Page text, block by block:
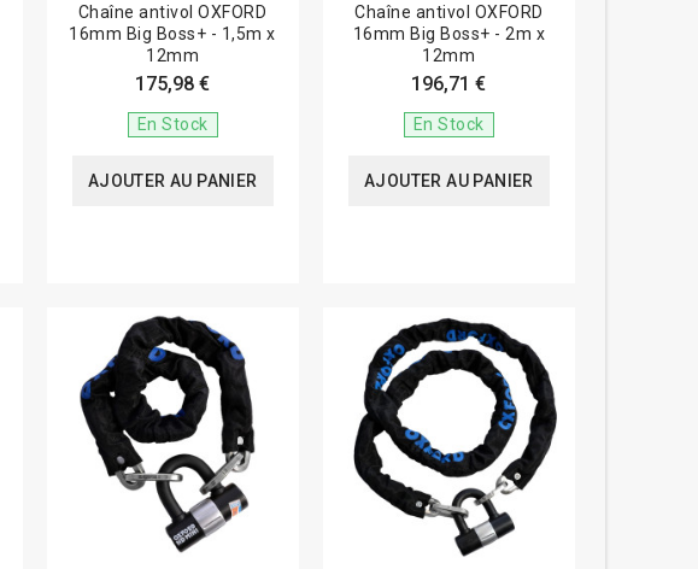
Chaîne antivol OXFORD
16mm Big Boss+ - 1,5m x
12mm
175,98 €
En Stock
AJOUTER AU PANIER
Chaîne antivol OXFORD
16mm Big Boss+ - 2m x
12mm
196,71 €
En Stock
AJOUTER AU PANIER